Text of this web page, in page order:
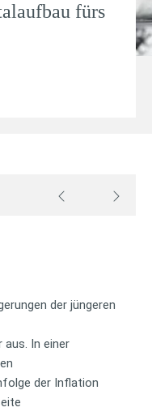
fürs
der jüngeren
aus. In einer
der Inflation